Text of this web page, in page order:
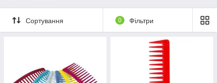
Сортування 0 Фільтри